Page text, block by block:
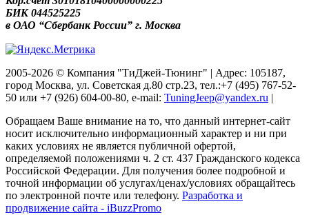
БИК 044525225
в ОАО “Сбербанк России” г. Москва
2005-2026 © Компания "ТиДжей-Тюнинг" | Адрес: 105187,
город Москва, ул. Советская д.80 стр.23, тел.:+7 (495) 767-52-
50 или +7 (926) 604-00-80, e-mail: TuningJeep@yandex.ru |
Обращаем Ваше внимание на то, что данный интернет-сайт
носит исключительно информационный характер и ни при
каких условиях не является публичной офертой,
определяемой положениями ч. 2 ст. 437 Гражданского кодекса
Российской Федерации. Для получения более подробной и
точной информации об услугах/ценах/условиях обращайтесь
по электронной почте или телефону. Разработка и
продвижение сайта - iBuzzPromo